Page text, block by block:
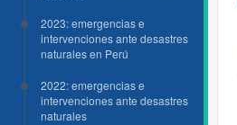
2023: emergencias e
intervenciones ante desastres
naturales en Perú
2022: emergencias e
intervenciones ante desastres
naturales